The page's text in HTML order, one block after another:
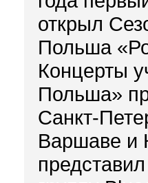
открыл
Польша
Концерты
Польша»
Санкт-
Варшаве и